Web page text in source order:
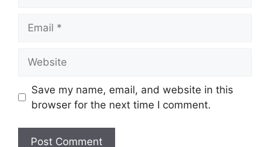
Save my name, email, and website in this
browser for the next time I comment.